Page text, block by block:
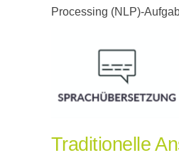
Processing (NLP)-
Traditionelle